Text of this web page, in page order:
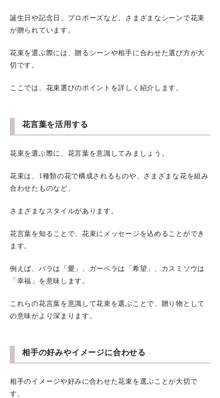
誕生日や記念日、プロポーズなど、さまざまなシーンで花束
が贈られています。
花束を選ぶ際には、贈るシーンや相手に合わせた選び方が大
切です。
ここでは、花束選びのポイントを詳しく紹介します。
花言葉を活用する
花束を選ぶ際に、花言葉を意識してみましょう。
花束は、1種類の花で構成されるものや、さまざまな花を組み
合わせたものなど、
さまざまなスタイルがあります。
花言葉を知ることで、花束にメッセージを込めることができ
ます。
例えば、バラは「愛」、ガーベラは「希望」、カスミソウは
「幸福」を意味します。
これらの花言葉を意識して花束を選ぶことで、贈り物として
の意味がより深まります。
相手の好みやイメージに合わせる
相手のイメージや好みに合わせた花束を選ぶことが大切で
す。